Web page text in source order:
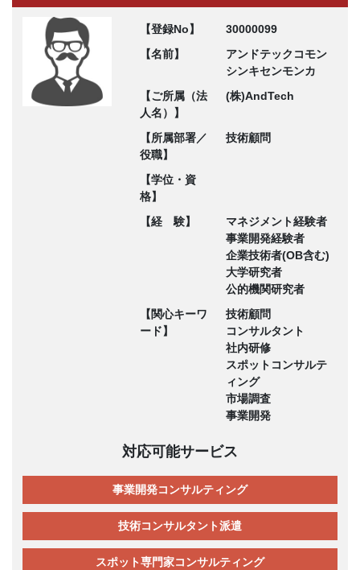
【登録No】
30000099
【名前】
アンドテックコモン
シンキセンモンカ
【ご所属（法
人名）】
(株)AndTech
【所属部署／
役職】
技術顧問
【学位・資
格】
【経 験】
マネジメント経験者
事業開発経験者
企業技術者(OB含む)
大学研究者
公的機関研究者
【関心キーワ
ード】
技術顧問
コンサルタント
社内研修
スポットコンサルテ
ィング
市場調査
事業開発
対応可能サービス
事業開発コンサルティング
技術コンサルタント派遣
スポット専門家コンサルティング